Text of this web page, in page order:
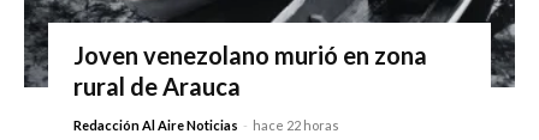
Joven venezolano murió en zona
rural de Arauca
Redacción Al Aire Noticias - hace 22 horas